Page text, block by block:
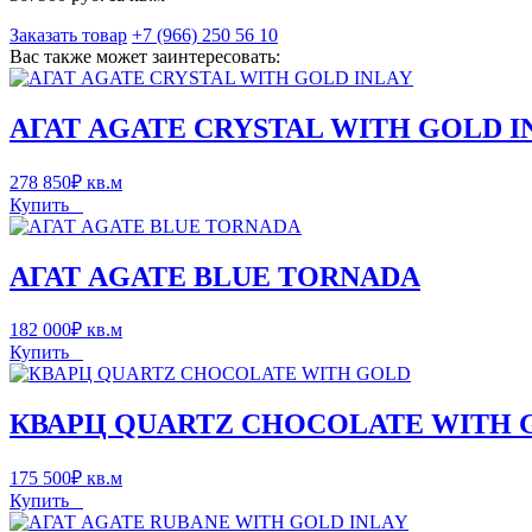
Заказать товар +7 (966) 250 56 10
Вас также может заинтересовать:
АГАТ AGATE CRYSTAL WITH GOLD
278 850₽ кв.м
Купить
АГАТ AGATE BLUE TORNADA
182 000₽ кв.м
Купить
КВАРЦ QUARTZ CHOCOLATE WITH
175 500₽ кв.м
Купить